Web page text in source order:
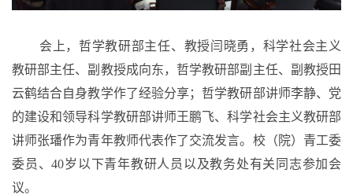
会上，哲学教研部主任、教授闫晓勇，科学社会主义
教研部主任、副教授成向东，哲学教研部副主任、副教授田
云鹤结合自身教学作了经验分享；哲学教研部讲师李静、党
的建设和领导科学教研部讲师王鹏飞、科学社会主义教研部
讲师张璠作为青年教师代表作了交流发言。校（院）青工委
委员、40岁以下青年教研人员以及教务处有关同志参加会
议。